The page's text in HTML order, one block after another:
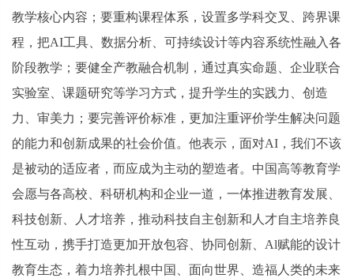
教学核心内容；要重构课程体系，设置多学科交叉、跨界课
程，把AI工具、数据分析、可持续设计等内容系统性融入各
阶段教学；要健全产教融合机制，通过真实命题、企业联合
实验室、课题研究等学习方式，提升学生的实践力、创造
力、审美力；要完善评价标准，更加注重评价学生解决问题
的能力和创新成果的社会价值。他表示，面对AI，我们不该
是被动的适应者，而应成为主动的塑造者。中国高等教育学
会愿与各高校、科研机构和企业一道，一体推进教育发展、
科技创新、人才培养，推动科技自主创新和人才自主培养良
性互动，携手打造更加开放包容、协同创新、Al赋能的设计
教育生态，着力培养扎根中国、面向世界、造福人类的未来